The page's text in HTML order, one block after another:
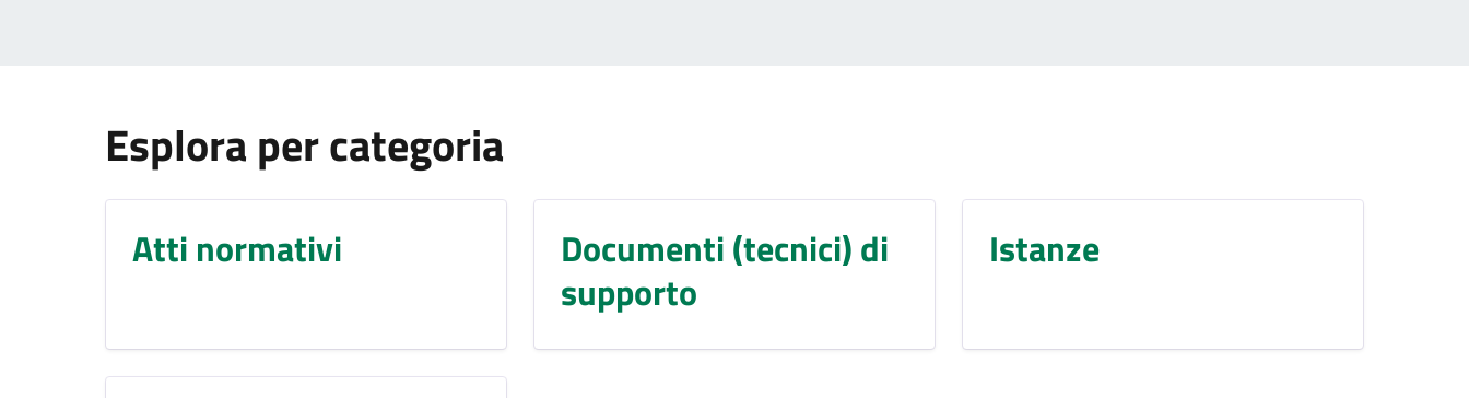
Esplora per categoria
Atti normativi
Documenti (tecnici) di
supporto
Istanze